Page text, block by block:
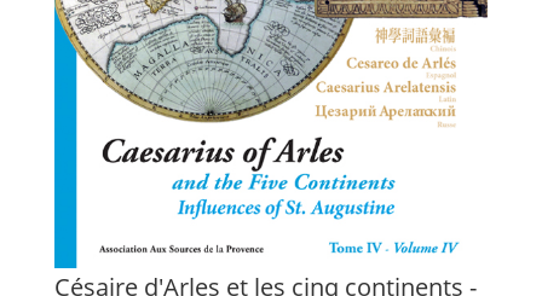
Césaire d'Arles et les cinq continents -